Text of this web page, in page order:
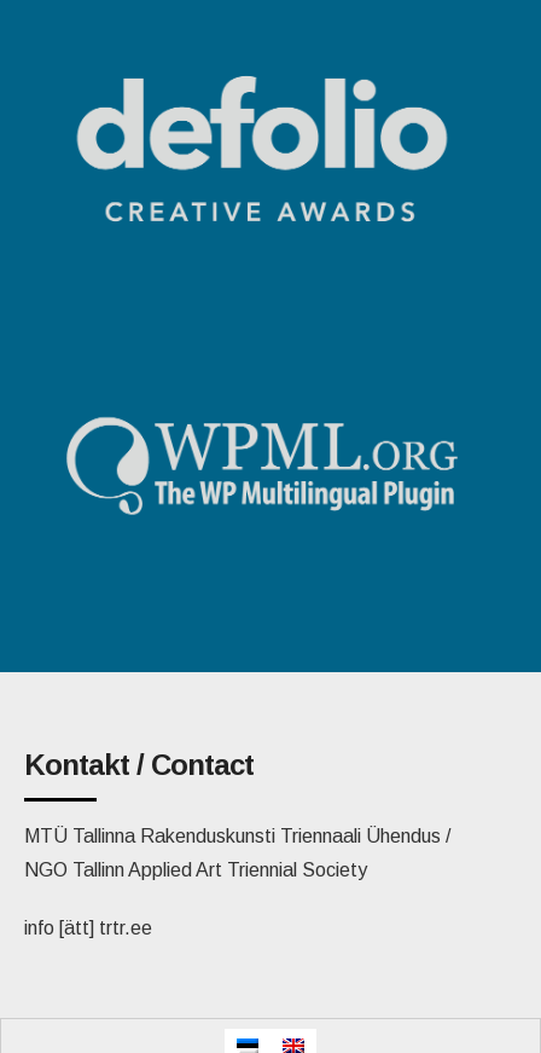
Kontakt / Contact
MTÜ Tallinna Rakenduskunsti Triennaali Ühendus /
NGO Tallinn Applied Art Triennial Society
info [ätt] trtr.ee